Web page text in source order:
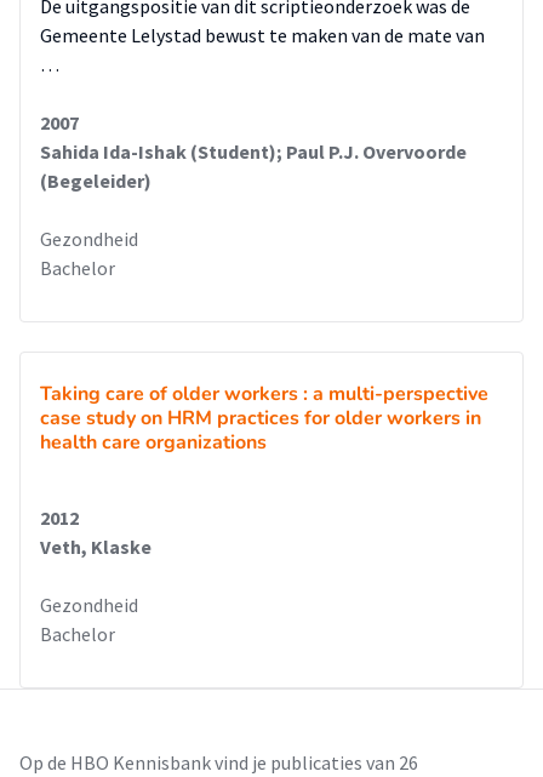
De uitgangspositie van dit scriptieonderzoek was de
Gemeente Lelystad bewust te maken van de mate van
…
2007
Sahida Ida-Ishak (Student); Paul P.J. Overvoorde
(Begeleider)
Gezondheid
Bachelor
Taking care of older workers : a multi-perspective
case study on HRM practices for older workers in
health care organizations
2012
Veth, Klaske
Gezondheid
Bachelor
Op de HBO Kennisbank vind je publicaties van 26